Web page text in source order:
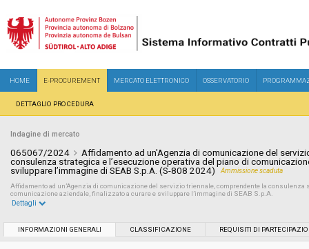
HOME E-PROCUREMENT MERCATO ELETTRONICO OSSERVATORIO
DETTAGLIO PROCEDURA
Indagine di mercato
065067/2024
Affidamento ad un'Agenzia di comunicazione del
consulenza strategica e l’esecuzione operativa del piano di
sviluppare l’immagine di SEAB S.p.A. (S-808 2024)
Ammissione scaduta
Affidamento ad un’Agenzia di comunicazione del servizio triennale, comprendente la consulenza
comunicazione aziendale, finalizzato a curare e sviluppare l’immagine di SEAB S.p.A.
Dettagli
INFORMAZIONI GENERALI CLASSIFICAZIONE REQUISITI DI